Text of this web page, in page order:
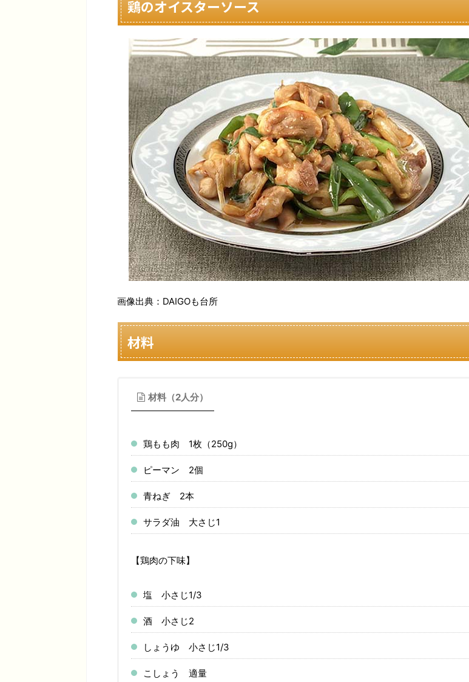
鶏のオイスターソース
画像出典：DAIGOも台所
材料
材料（2人分）
鶏もも肉 1枚（250g）
ピーマン 2個
青ねぎ 2本
サラダ油 大さじ1
【鶏肉の下味】
塩 小さじ1/3
酒 小さじ2
しょうゆ 小さじ1/3
こしょう 適量